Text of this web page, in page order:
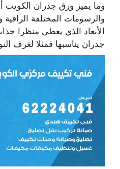
وما يميز ورق جدران الكويت
والرسومات المختلفة الراقية
الأبعاد الذي يعطي منظرا
جدران يناسبها فمثلا لغرف